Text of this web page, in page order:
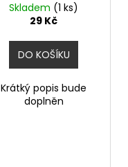
Skladem (1 ks)
29 Kč
DO KOŠÍKU
Krátký popis bude
doplněn